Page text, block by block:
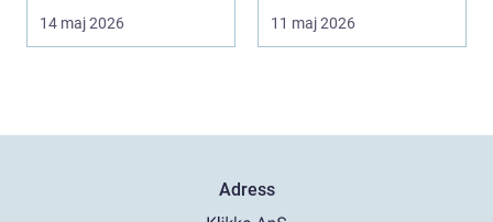
komforten och ge...
14 maj 2026
intresserar sig för n...
11 maj 2026
Adress